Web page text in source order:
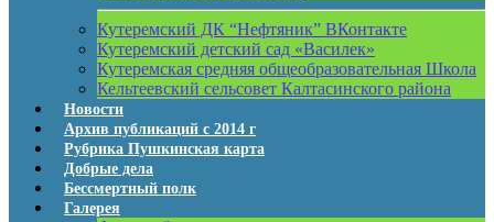
Кутеремский ДК “Нефтяник” ВКонтакте
Кутеремский детский сад «Василек»
Кутеремская средняя общеобразовательная Школа
Кельтеевский сельсовет Калтасинского района
Новости
Архив публикаций с 2014 г
Рубрика Пушкинская карта
Добрые дела
Бессмертный полк
Галерея